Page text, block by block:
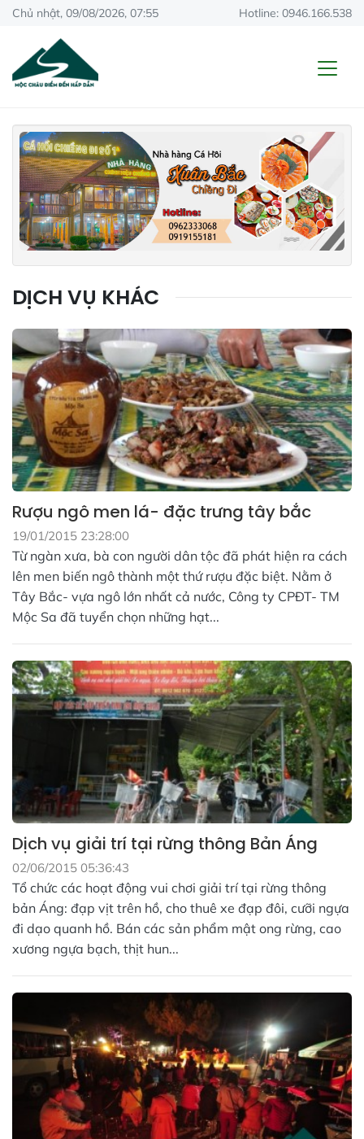
Chủ nhật, 09/08/2026, 07:55 Hotline: 0946.166.538
DỊCH VỤ KHÁC
Rượu ngô men lá- đặc trưng tây bắc
19/01/2015 23:28:00
Từ ngàn xưa, bà con người dân tộc đã phát hiện ra cách
lên men biến ngô thành một thứ rượu đặc biệt. Nằm ở
Tây Bắc- vựa ngô lớn nhất cả nước, Công ty CPĐT- TM
Mộc Sa đã tuyển chọn những hạt...
Dịch vụ giải trí tại rừng thông Bản Áng
02/06/2015 05:36:43
Tổ chức các hoạt động vui chơi giải trí tại rừng thông
bản Áng: đạp vịt trên hồ, cho thuê xe đạp đôi, cưỡi ngựa
đi dạo quanh hồ. Bán các sản phẩm mật ong rừng, cao
xương ngựa bạch, thịt hun...